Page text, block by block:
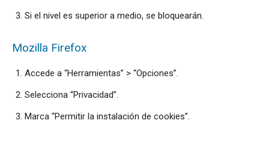
Si el nivel es superior a medio, se bloquearán.
Mozilla Firefox
Accede a “Herramientas” > “Opciones”.
Selecciona “Privacidad”.
Marca “Permitir la instalación de cookies”.